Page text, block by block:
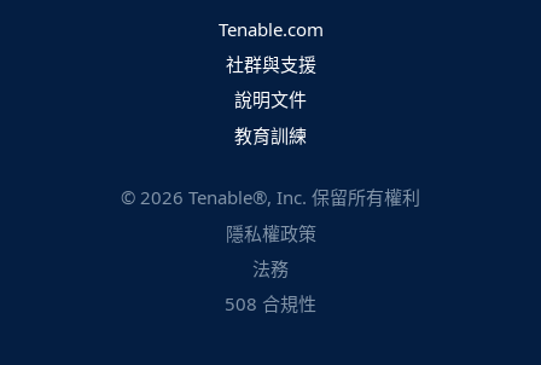
Tenable.com
社群與支援
說明文件
教育訓練
© 2026 Tenable®, Inc. 保留所有權利
隱私權政策
法務
508 合規性